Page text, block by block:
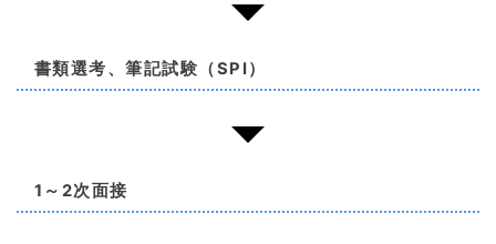
書類選考、筆記試験（SPI）
1～2次面接